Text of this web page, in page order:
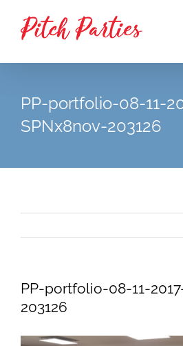
PP-portfolio-08-11-
SPNx8nov-203126
PP-portfolio-08-11-
203126